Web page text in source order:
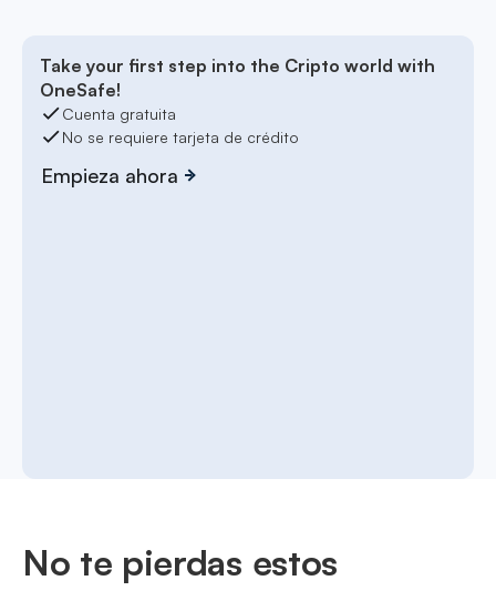
Take your first step into the Cripto world with
OneSafe!
Cuenta gratuita
No se requiere tarjeta de crédito
Empieza ahora
No te pierdas estos